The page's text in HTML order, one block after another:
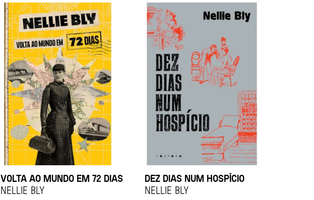
VOLTA AO MUNDO EM 72 DIAS
Nellie Bly
DEZ DIAS NUM HOSPÍCIO
Nellie Bly